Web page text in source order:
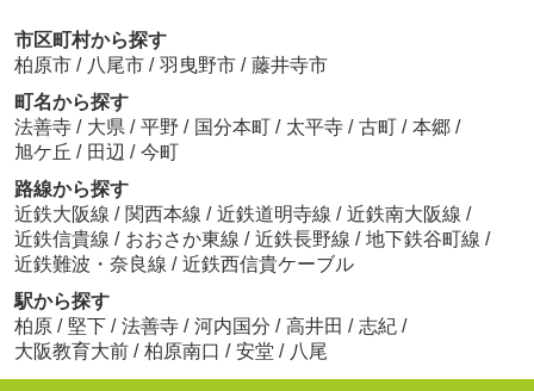
市区町村から探す
柏原市 / 八尾市 / 羽曳野市 / 藤井寺市
町名から探す
法善寺 / 大県 / 平野 / 国分本町 / 太平寺 / 古町 / 本郷 /
旭ケ丘 / 田辺 / 今町
路線から探す
近鉄大阪線 / 関西本線 / 近鉄道明寺線 / 近鉄南大阪線 /
近鉄信貴線 / おおさか東線 / 近鉄長野線 / 地下鉄谷町線 /
近鉄難波・奈良線 / 近鉄西信貴ケーブル
駅から探す
柏原 / 堅下 / 法善寺 / 河内国分 / 高井田 / 志紀 /
大阪教育大前 / 柏原南口 / 安堂 / 八尾